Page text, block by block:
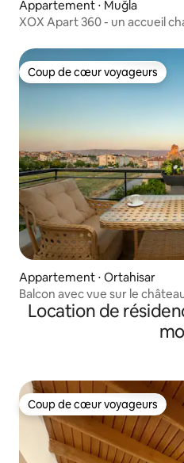
Appartement ⋅ Muğla
XOX Apart 360 - un accueil
Coup de cœur voyageurs
Coup de cœur voyageurs
Appartement ⋅ Ortahisar
Balcon avec vue sur le
Location de
Coup de cœur voyageurs
Coup de cœur voyageurs